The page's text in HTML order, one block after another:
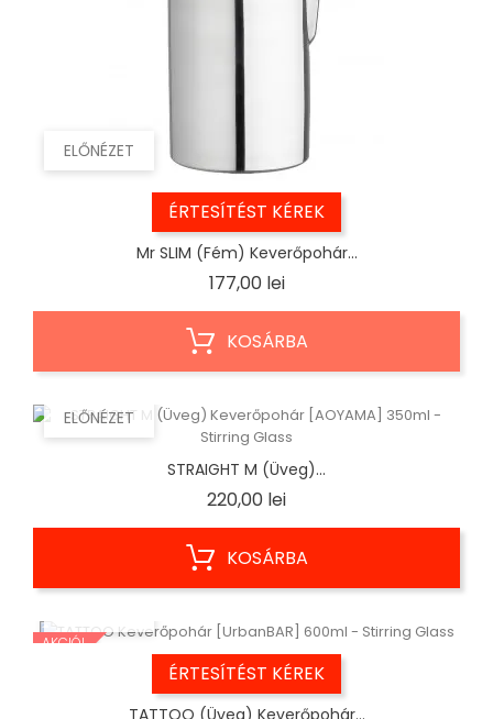
ELŐNÉZET
ÉRTESÍTÉST KÉREK
Mr SLIM (Fém) Keverőpohár...
177,00 leiÁr
KOSÁRBA
ELŐNÉZET
STRAIGHT M (Üveg)...
220,00 leiÁr
KOSÁRBA
AKCIÓ!
ÉRTESÍTÉST KÉREK